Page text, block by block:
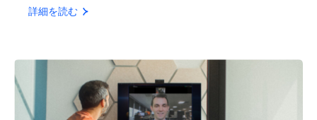
詳細を読む